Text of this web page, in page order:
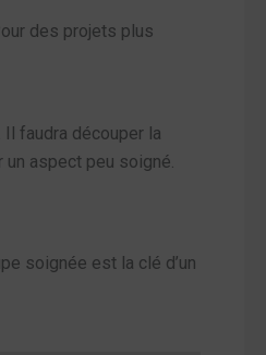
des projets plus
faudra découper la
aspect peu soigné.
soignée est la clé d’un